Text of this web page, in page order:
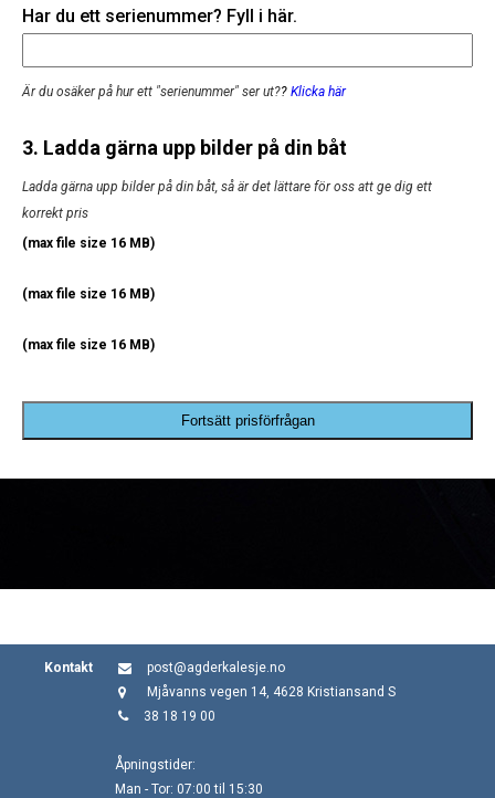
Har du ett serienummer? Fyll i här.
Är du osäker på hur ett "serienummer" ser ut?? Klicka här
3. Ladda gärna upp bilder på din båt
Ladda gärna upp bilder på din båt, så är det lättare för oss att ge dig ett
korrekt pris
(max file size 16 MB)
(max file size 16 MB)
(max file size 16 MB)
Fortsätt prisförfrågan
Kontakt
post@agderkalesje.no
Mjåvanns vegen 14, 4628 Kristiansand S
38 18 19 00
Åpningstider:
Man - Tor: 07:00 til 15:30